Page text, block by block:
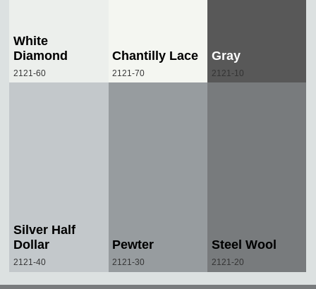
White
Diamond
2121-60
Chantilly Lace
2121-70
Gray
2121-10
Silver Half
Dollar
2121-40
Pewter
2121-30
Steel Wool
2121-20